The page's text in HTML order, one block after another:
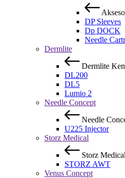
DP Sleeves
Dp DOCK
Needle
Dermlite
Dermlite
DL200
DL5
Lumio 2
Needle Concept
Needle
U225 Injector
Storz Medical
Storz Medical
STORZ AWT
Venus Concept